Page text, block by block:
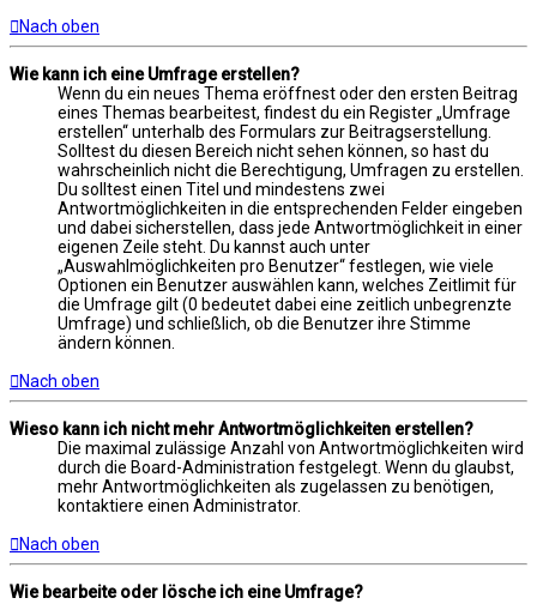
Nach oben
Wie kann ich eine Umfrage erstellen?
Wenn du ein neues Thema eröffnest oder den ersten Beitrag
eines Themas bearbeitest, findest du ein Register „Umfrage
erstellen“ unterhalb des Formulars zur Beitragserstellung.
Solltest du diesen Bereich nicht sehen können, so hast du
wahrscheinlich nicht die Berechtigung, Umfragen zu erstellen.
Du solltest einen Titel und mindestens zwei
Antwortmöglichkeiten in die entsprechenden Felder eingeben
und dabei sicherstellen, dass jede Antwortmöglichkeit in einer
eigenen Zeile steht. Du kannst auch unter
„Auswahlmöglichkeiten pro Benutzer“ festlegen, wie viele
Optionen ein Benutzer auswählen kann, welches Zeitlimit für
die Umfrage gilt (0 bedeutet dabei eine zeitlich unbegrenzte
Umfrage) und schließlich, ob die Benutzer ihre Stimme
ändern können.
Nach oben
Wieso kann ich nicht mehr Antwortmöglichkeiten erstellen?
Die maximal zulässige Anzahl von Antwortmöglichkeiten wird
durch die Board-Administration festgelegt. Wenn du glaubst,
mehr Antwortmöglichkeiten als zugelassen zu benötigen,
kontaktiere einen Administrator.
Nach oben
Wie bearbeite oder lösche ich eine Umfrage?